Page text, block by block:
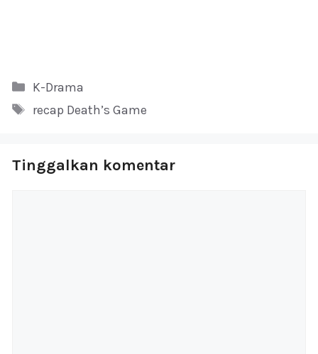
Kategori
K-Drama
Tag
recap Death’s Game
Tinggalkan komentar